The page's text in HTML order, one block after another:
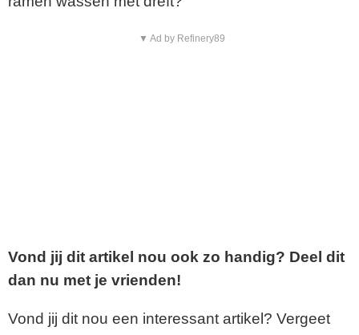
▼ Ad by Refinery89
Vond jij dit artikel nou ook zo handig? Deel dit
dan nu met je vrienden!
Vond jij dit nou een interessant artikel? Vergeet